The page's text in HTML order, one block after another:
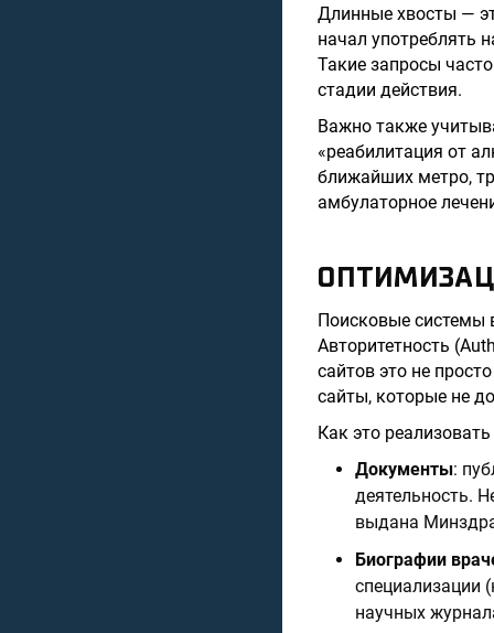
Длинные хвосты —
начал употреблять
Такие запросы
стадии действия.
Важно также
«реабилитация от
ближайших метро,
амбулаторное
Поисковые системы
Авторитетность
сайтов это не
сайты, которые не
Как это
Документы:
деятельность.
выдана
Биографии
специализации
научных